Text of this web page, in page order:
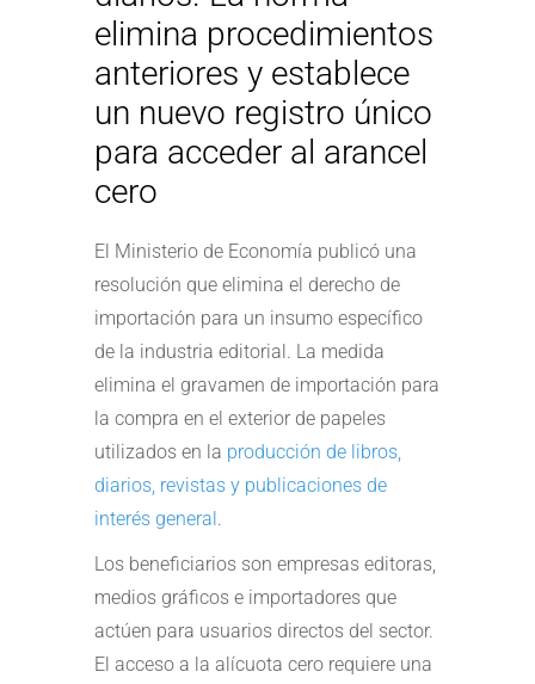
elimina procedimientos
anteriores y establece
un nuevo registro único
para acceder al arancel
cero
El Ministerio de Economía publicó una
resolución que elimina el derecho de
importación para un insumo específico
de la industria editorial. La medida
elimina el gravamen de importación para
la compra en el exterior de papeles
utilizados en la producción de libros,
diarios, revistas y publicaciones de
interés general.
Los beneficiarios son empresas editoras,
medios gráficos e importadores que
actúen para usuarios directos del sector.
El acceso a la alícuota cero requiere una